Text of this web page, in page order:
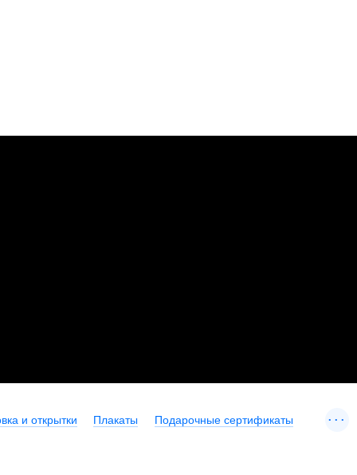
и открытки Плакаты Подарочные сертификаты ...